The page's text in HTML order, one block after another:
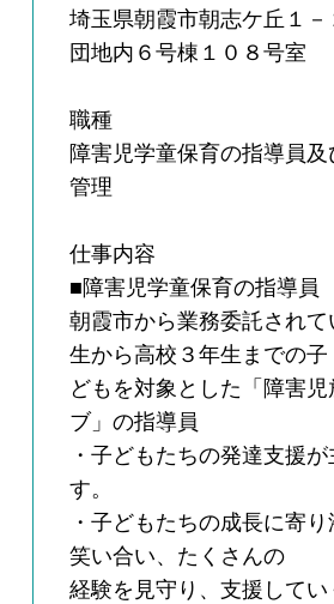
埼玉県朝霞市朝志ケ丘１
団地内６号棟１０８号室
職種
障害児学童保育の指導員
管理
仕事内容
■障害児学童保育の指導員
朝霞市から業務委託され
生から高校３年生までの子
どもを対象とした「障害児
ブ」の指導員
・子どもたちの発達支援
す。
・子どもたちの成長に寄
笑い合い、たくさんの
経験を見守り、支援してい